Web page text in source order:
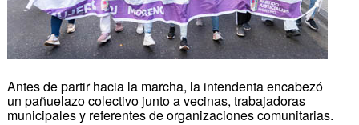
Antes de partir hacia la marcha, la intendenta encabezó
un pañuelazo colectivo junto a vecinas, trabajadoras
municipales y referentes de organizaciones comunitarias.